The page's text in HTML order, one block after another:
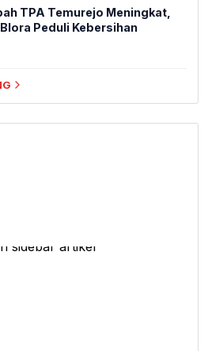
TPA Temurejo Meningkat,
Peduli Kebersihan